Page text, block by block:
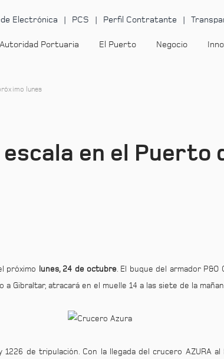
Electrónica PCS Perfil Contratante
Autoridad Portuaria El Puerto Negocio
lunes
en el Puerto
próximo lunes, 24 de octubre. El buque del armador
Gibraltar, atracará en el muelle 14 a las siete de la
1226 de tripulación. Con la llegada del crucero